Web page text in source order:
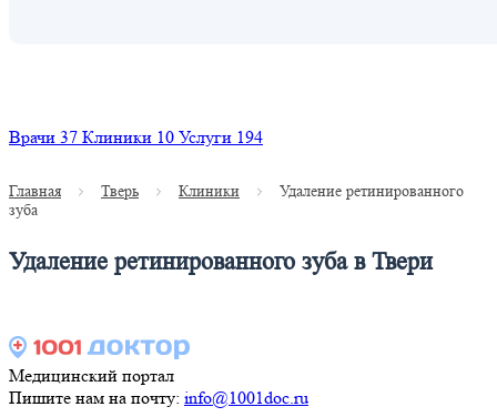
Врачи 37 Клиники 10 Услуги 194
Главная Тверь Клиники
Удаление ретинированного
зуба
Удаление ретинированного зуба в Твери
Медицинский портал
Пишите нам на почту: info@1001doc.ru